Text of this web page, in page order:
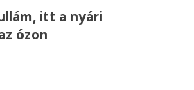
itt a nyári
ózon